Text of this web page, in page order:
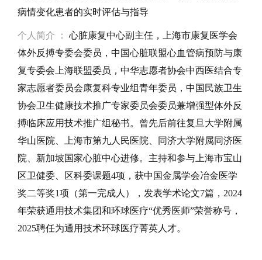
病情变化患者的实时评估与指导
个人简介 ：
心脏康复中心副主任，上海市康复医学会
体外反搏专委会委员，中国心脏联盟心血管病预防与康
复专委会上海联盟委员，中华志愿者协会中西医结合专
家志愿者委员会康复科专业组青年委员，中国民族卫生
协会卫生健康技术推广专家委员会委员兼增强型体外反
搏临床应用技术推广组秘书。曾先后前往复旦大学附属
华山医院、上海市第九人民医院、同济大学附属同济医
院、新加坡国家心脏中心进修。主持和参与上海市宝山
区卫健委、区科委课题4项，获中国金属学会冶金医学
奖二等奖1项（第一完成人），发表学术论文7篇，2024
年荣获通用技术集团和环球医疗“优秀医师”荣誉称号，
2025聘任为通用技术环球医疗菁英人才。